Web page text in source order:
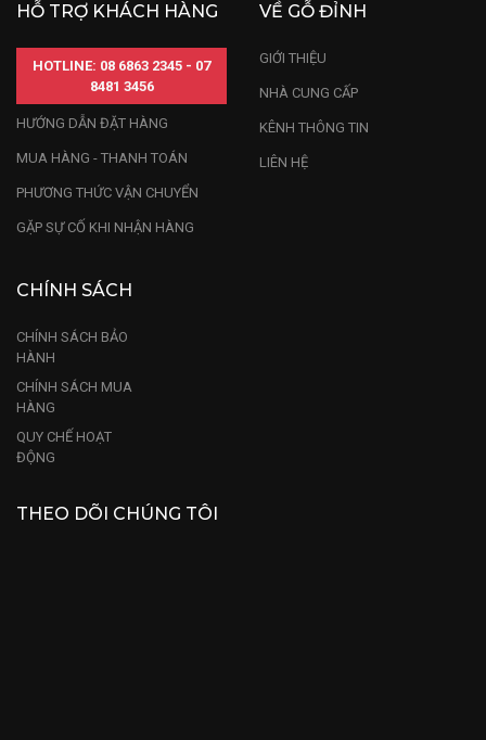
HỖ TRỢ KHÁCH HÀNG
HOTLINE: 08 6863 2345 - 07
8481 3456
HƯỚNG DẪN ĐẶT HÀNG
MUA HÀNG - THANH TOÁN
PHƯƠNG THỨC VẬN CHUYỂN
GẶP SỰ CỐ KHI NHẬN HÀNG
VỀ GỖ ĐỈNH
GIỚI THIỆU
NHÀ CUNG CẤP
KÊNH THÔNG TIN
LIÊN HỆ
CHÍNH SÁCH
CHÍNH SÁCH BẢO
HÀNH
CHÍNH SÁCH MUA
HÀNG
QUY CHẾ HOẠT
ĐỘNG
THEO DÕI CHÚNG TÔI